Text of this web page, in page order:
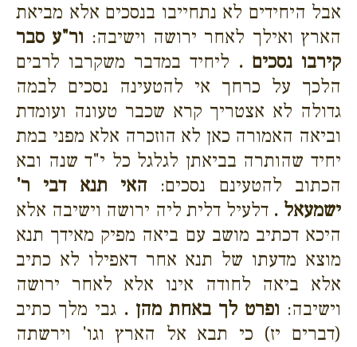
אבל היחידים לא נתחייבו בנסכים אלא מביאת
הארץ ואילך לאחר ירושה וישיבה: ור"ע סבר
קירבו נסכים . ליחיד במדבר משקרבו לרבים
הלכך על כרחך אי להטעינה נסכים לבמה
גדולה לא אצטריך קרא שכבר טעונה ועומדת
וביאה האמורה כאן לא הוזכרה אלא מפני במת
יחיד שהותרה בביאתן לגלגל כל י"ד שנה ובא
הכתוב להטעינם נסכים: האי תנא דבי ר'
ישמעאל . דלעיל דלית ליה ירושה וישיבה אלא
היכא דכתיב מושב עם ביאה מפיק מאידך תנא
מוצא מדעתו של תנא אחר דאפילו לא כתיב
אלא ביאה לחודה אינו אלא לאחר ירושה
וישיבה: ופרט לך באחת מהן . גבי מלך כתיב
(דברים יז) כי תבא אל הארץ וגו' וירשתה